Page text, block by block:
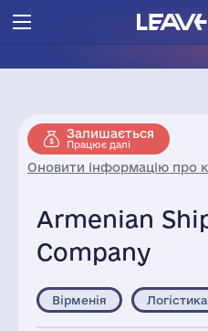
Залишається
Працює далі
Оновити інформацію про
Armenian
Company
Вірменія